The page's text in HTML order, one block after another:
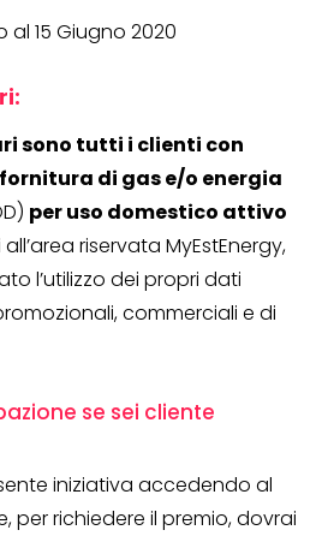
al 15 Giugno 2020
sono tutti i clienti con
di gas e/o energia
per uso domestico attivo
all’area riservata MyEstEnergy,
l’utilizzo dei propri dati
commerciali e di
se sei cliente
iniziativa accedendo al
per richiedere il premio, dovrai